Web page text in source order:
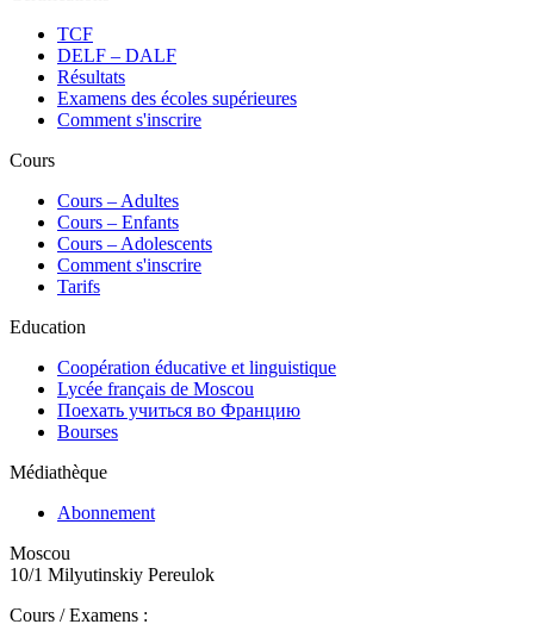
TCF
DELF – DALF
Résultats
Examens des écoles supérieures
Comment s'inscrire
Cours
Сours – Adultes
Cours – Enfants
Cours – Adolescents
Comment s'inscrire
Tarifs
Education
Coopération éducative et linguistique
Lycée français de Moscou
Поехать учиться во Францию
Bourses
Médiathèque
Abonnement
Moscou
10/1 Milyutinskiy Pereulok
Cours / Examens :